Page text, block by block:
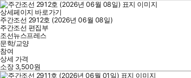
상세페이지 바로가기
주간조선 2912호 (2026년 06월 08일)
주간조선 편집부
조선뉴스프레스
문학/교양
참여
상세 가격
소장 3,500원